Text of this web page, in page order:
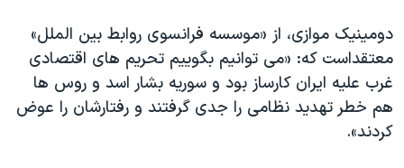
دومینیک موازی، از «موسسه فرانسوی روابط بین الملل»
معتقداست که: «می توانیم بگوییم تحریم های اقتصادی
غرب علیه ایران کارساز بود و سوریه بشار اسد و روس ها
هم خطر تهدید نظامی را جدی گرفتند و رفتارشان را عوض
کردند».